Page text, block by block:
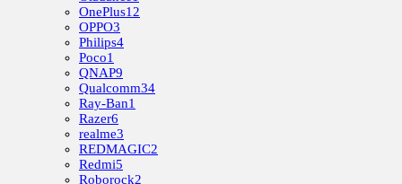
OnePlus12
OPPO3
Philips4
Poco1
QNAP9
Qualcomm34
Ray-Ban1
Razer6
realme3
REDMAGIC2
Redmi5
Roborock2